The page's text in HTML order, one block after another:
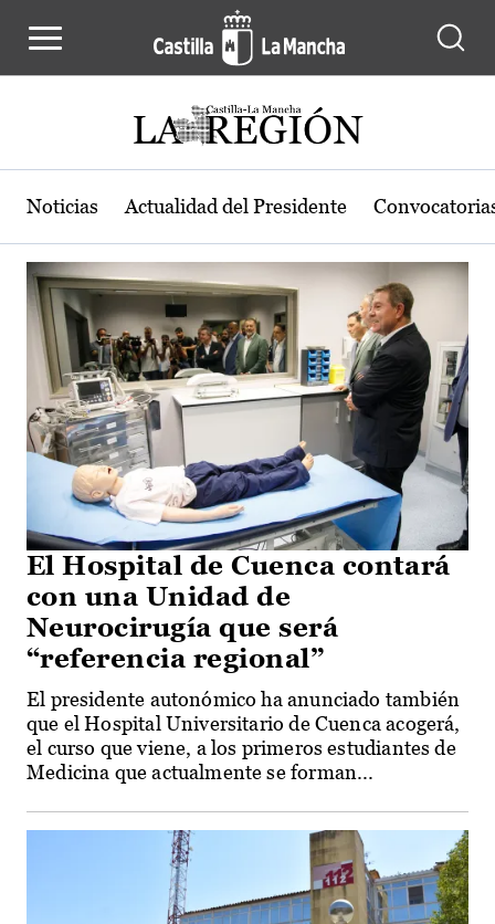
Actualidad de la región de Castilla-
Noticias Actualidad del Presidente
El Hospital de Cuenca contará
con una Unidad de
Neurocirugía que será
“referencia regional”
El presidente autonómico ha anunciado también
que el Hospital Universitario de Cuenca acogerá,
el curso que viene, a los primeros estudiantes de
Medicina que actualmente se forman...